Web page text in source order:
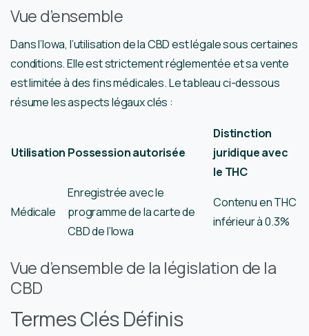
Vue d’ensemble
Dans l’Iowa, l’utilisation de la CBD est légale sous certaines
conditions. Elle est strictement réglementée et sa vente
est limitée à des fins médicales. Le tableau ci-dessous
résume les aspects légaux clés :
Utilisation Possession autorisée
Distinction
juridique avec
le THC
Médicale
Enregistrée avec le
programme de la carte de
CBD de l’Iowa
Contenu en THC
inférieur à 0.3%
Vue d’ensemble de la législation de la
CBD
Termes Clés Définis